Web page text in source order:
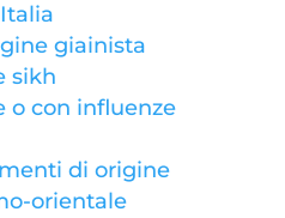
giainista
sikh
o con influenze
di origine
orientale